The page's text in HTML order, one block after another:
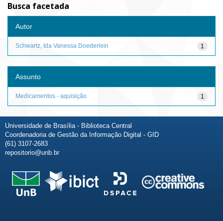
Busca facetada
Autor
1
Schwartz, Ida Vanessa Doederlein
Assunto
1
Medicamentos - aquisição
Universidade de Brasília - Biblioteca Central
Coordenadoria de Gestão da Informação Digital - GID
(61) 3107-2683
repositorio@unb.br